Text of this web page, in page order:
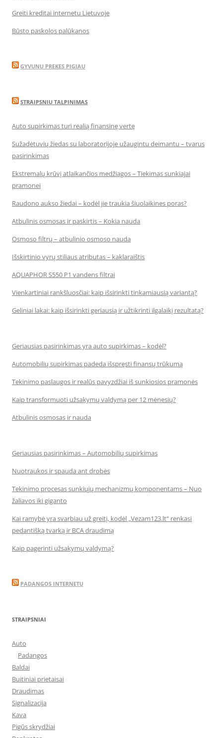
Greiti kreditai internetu Lietuvoje
Būsto paskolos palūkanos
GYVUNU PREKES PIGIAU
STRAIPSNIU TALPINIMAS
Auto supirkimas turi realią finansinę vertę
Sužadėtuvių žiedas su laboratorijoje užaugintu deimantu – tvarus
pasirinkimas
Ekstremalų krūvį atlaikančios medžiagos – Tiekimas sunkiajai
pramonei
Raudono aukso žiedai – kodėl jie traukia šiuolaikines poras?
Atbulinis osmosas ir paskirtis – Kokia nauda
Osmoso filtrų – atbulinio osmoso nauda
Išskirtinio vyrų stiliaus atributas – kaklaraištis
AQUAPHOR S550 P1 vandens filtrai
Vienkartiniai rankšluosčiai: kaip išsirinkti tinkamiausią variantą?
Geliniai lakai: kaip išsirinkti geriausią ir užtikrinti ilgalaikį rezultatą?
Geriausias pasirinkimas yra auto supirkimas – kodėl?
Automobilių supirkimas padeda išspręsti finansų trūkumą
Tekinimo paslaugos ir realūs pavyzdžiai iš sunkiosios pramonės
Kaip transformuoti užsakymų valdymą per 12 mėnesių?
Atbulinis osmosas ir nauda
Geriausias pasirinkimas – Automobilių supirkimas
Nuotraukos ir spauda ant drobės
Tekinimo procesas sunkiųjų mechanizmų komponentams – Nuo
žaliavos iki giganto
Kai ramybė yra svarbiau už greitį, kodėl „Vezam123.lt“ renkasi
pedantišką tvarką ir BCA draudimą
Kaip pagerinti užsakymų valdymą?
PADANGOS INTERNETU
STRAIPSNIAI
Auto
Padangos
Baldai
Buitiniai prietaisai
Draudimas
Signalizacija
Kava
Pigūs skrydžiai